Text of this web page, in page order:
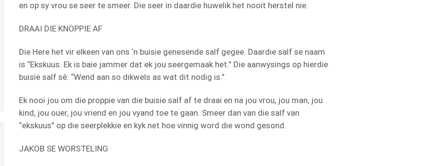
en op sy vrou se seer te smeer. Die seer in daardie huwelik het nooit herstel nie.
DRAAI DIE KNOPPIE AF
Die Here het vir elkeen van ons ‘n buisie genesende salf gegee. Daardie salf se naam
is “Ekskuus. Ek is baie jammer dat ek jou seergemaak het.” Die aanwysings op hierdie
buisie salf sê: “Wend aan so dikwels as wat dit nodig is.”
Ek nooi jou om die proppie van die buisie salf af te draai en na jou vrou, jou man, jou
kind, jou ouer, jou vriend en jou vyand toe te gaan. Smeer dan van die salf van
“ekskuus” op die seerplekkie en kyk net hoe vinnig word die wond gesond.
JAKOB SE WORSTELING